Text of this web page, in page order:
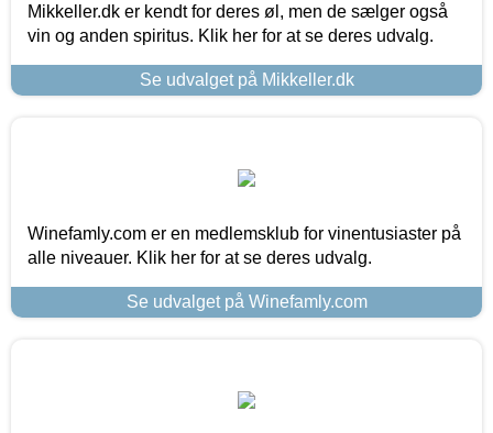
Mikkeller.dk er kendt for deres øl, men de sælger også
vin og anden spiritus. Klik her for at se deres udvalg.
Se udvalget på Mikkeller.dk
Winefamly.com er en medlemsklub for vinentusiaster på
alle niveauer. Klik her for at se deres udvalg.
Se udvalget på Winefamly.com